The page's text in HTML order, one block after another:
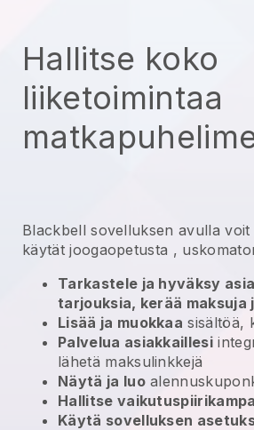
Hallitse koko
liiketoimintaa
Blackbell sovelluksen avullavoit
käytät joogaopetusta ,
Tarkastele ja hyväksy
tarjouksia, kerää maksuja
Lisää ja muokkaa sisältöä,
Palvelua asiakkaillesi
lähetä maksulinkkejä
Näytä ja luo
Hallitse
Käytä sovelluksen